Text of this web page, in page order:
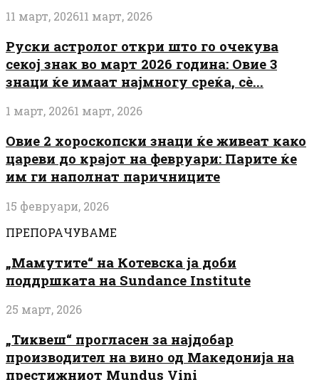
11 март, 202611 март, 2026
Руски астролог откри што го очекува
секој знак во март 2026 година: Овие 3
знаци ќе имаат најмногу среќа, сè...
1 март, 20261 март, 2026
Овие 2 хороскопски знаци ќе живеат како
цареви до крајот на февруари: Парите ќе
им ги наполнат паричниците
15 февруари, 2026
ПРЕПОРАЧУВАМЕ
„Мамутите“ на Котевска ја доби
поддршката на Sundance Institute
25 март, 2026
„Тиквеш“ прогласен за најдобар
производител на вино од Македонија на
престижниот Mundus Vini